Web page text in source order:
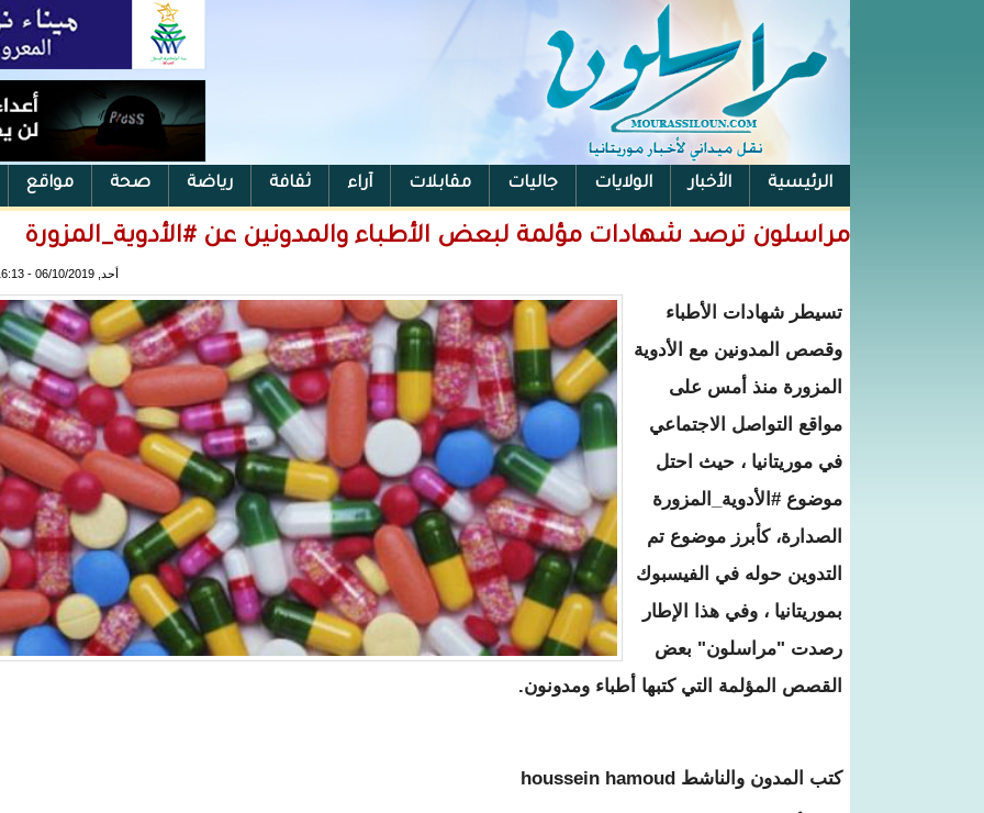
الرئيسية الأخبار الولايات جاليات مقابلات آراء ثقافة رياضة صحة مواقع
الفيس بوك
مراسلون ترصد شهادات مؤلمة لبعض الأطباء والمدونين عن #الأدوية_المزورة
أحد, 06/10/2019 - 16:13
تسيطر شهادات الأطباء
وقصص المدونين مع الأدوية
المزورة منذ أمس على
مواقع التواصل الاجتماعي
في موريتانيا ، حيث احتل
موضوع #الأدوية_المزورة
الصدارة، كأبرز موضوع تم
التدوين حوله في الفيسبوك
بموريتانيا ، وفي هذا الإطار
رصدت "مراسلون" بعض
القصص المؤلمة التي كتبها أطباء ومدونون.
كتب المدون والناشط houssein hamoud